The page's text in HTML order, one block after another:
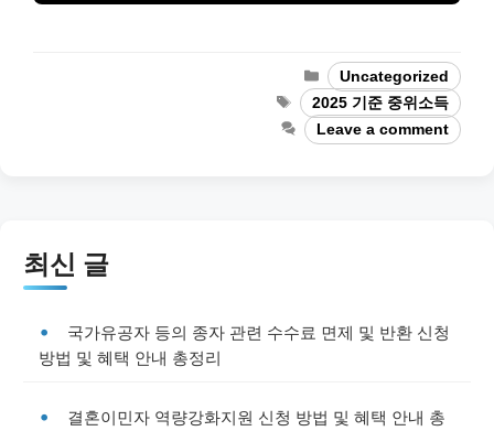
Categories
Uncategorized
Tags
2025 기준 중위소득
Leave a comment
최신 글
국가유공자 등의 종자 관련 수수료 면제 및 반환 신청
방법 및 혜택 안내 총정리
결혼이민자 역량강화지원 신청 방법 및 혜택 안내 총